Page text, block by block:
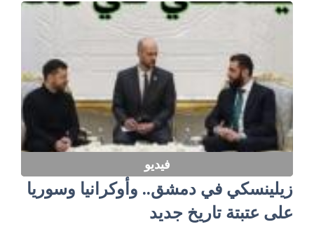
فيديو
زيلينسكي في دمشق.. وأوكرانيا وسوريا
على عتبتة تاريخ جديد